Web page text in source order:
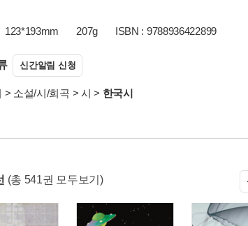
123*193mm 207g ISBN : 9788936422899
신간알림 신청
> 소설/시/희곡 > 시 > 한국시
(총 541권 모두보기)